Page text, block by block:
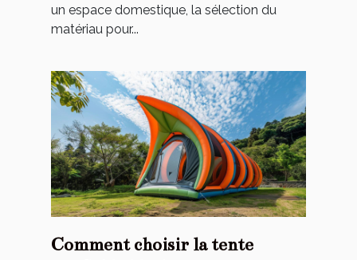
un espace domestique, la sélection du
matériau pour...
Comment choisir la tente